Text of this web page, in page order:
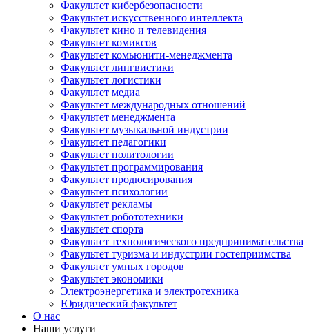
Факультет кибербезопасности
Факультет искусственного интеллекта
Факультет кино и телевидения
Факультет комиксов
Факультет комьюнити-менеджмента
Факультет лингвистики
Факультет логистики
Факультет медиа
Факультет международных отношений
Факультет менеджмента
Факультет музыкальной индустрии
Факультет педагогики
Факультет политологии
Факультет программирования
Факультет продюсирования
Факультет психологии
Факультет рекламы
Факультет робототехники
Факультет спорта
Факультет технологического предпринимательства
Факультет туризма и индустрии гостеприимства
Факультет умных городов
Факультет экономики
Электроэнергетика и электротехника
Юридический факультет
О нас
Наши услуги